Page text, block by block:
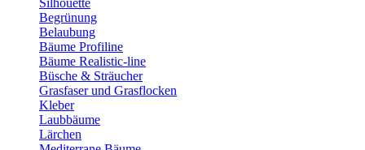
Silhouette
Begrünung
Belaubung
Bäume Profiline
Bäume Realistic-line
Büsche & Sträucher
Grasfaser und Grasflocken
Kleber
Laubbäume
Lärchen